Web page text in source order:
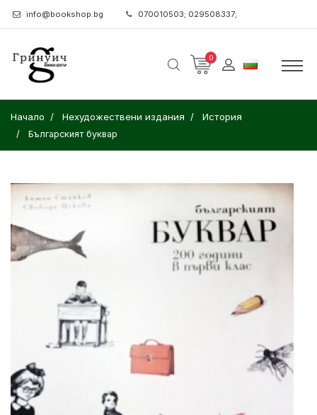
info@bookshop.bg 070010503; 029508337;
0
Начало Нехудожествени издания История
Българският буквар